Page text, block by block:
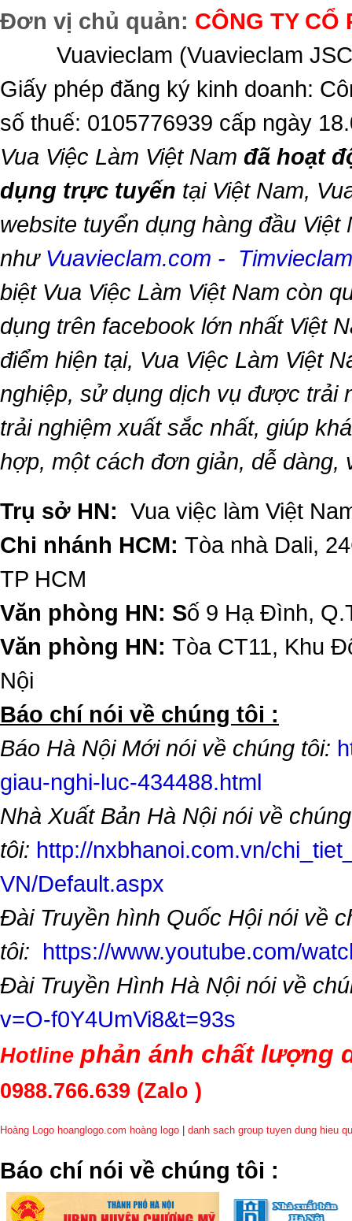
Đơn vị chủ quản: CÔNG TY CỔ
Vuavieclam (Vuavieclam
Giấy phép đăng ký kinh doanh:
số thuế: 0105776939 cấp ngày
Vua Việc Làm Việt Nam đã hoạt
dụng trực tuyến tại Việt Nam,
website tuyển dụng hàng đầu Việt
như Vuavieclam.com -
biệt Vua Việc Làm Việt Nam còn
dụng trên facebook lớn nhất Việt
điểm hiện tại, Vua Việc Làm Việt
nghiệp, sử dụng dịch vụ được trải
trải nghiệm xuất sắc nhất, giúp
hợp, một cách đơn giản, dễ dàng,
Trụ sở HN: Vua việc làm Việt
Chi nhánh HCM: Tòa nhà Dali,
TP HCM
Văn phòng HN: Số 9 Hạ Đình,
Văn phòng HN: Tòa CT11, Khu
Nội
​Báo chí nói về chúng tôi :
Báo Hà Nội Mới nói về chúng tôi:
giau-nghi-luc-434488.html
Nhà Xuất Bản Hà Nội nói về chúng
tôi: http://nxbhanoi.com.vn/
VN/Default.aspx
Đài Truyền hình Quốc Hội nói về
tôi: https://www.youtube.com/
Đài Truyền Hình Hà Nội nói về
v=O-f0Y4UmVi8&t=93s
Hotline phản ánh chất lượng
0988.766.639 (Zalo )
Hoàng Logo hoanglogo.com hoàng logo danh sach group tuyen dung hieu
​Báo chí nói về chúng tôi :